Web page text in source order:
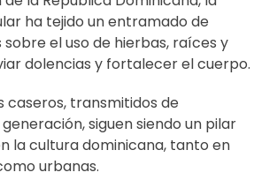
ha tejido un entramado de
el uso de hierbas, raíces y
dolencias y fortalecer el cuerpo.
caseros, transmitidos de
siguen siendo un pilar
la cultura dominicana, tanto en
urbanas.